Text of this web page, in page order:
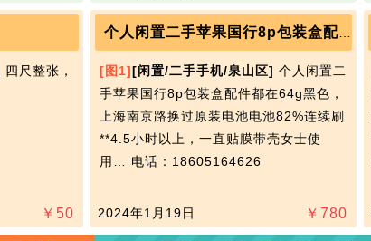
四尺整张，
￥ 50
[图1][闲置/二手手机/泉山区] 个人闲置二
手苹果国行8p包装盒配件都在64g黑色，​‌‌
上海南京路换过原装电池电池82%连续刷
**4.5小时以上，一直贴膜带壳女士使
用… 电话：18605164626
￥ 780
2024年1月19日